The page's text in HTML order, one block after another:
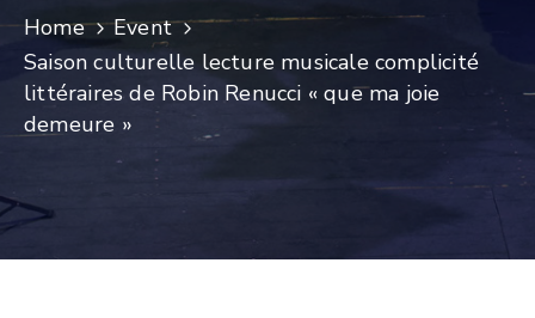
Home
Event
Saison culturelle lecture musicale complicité
littéraires de Robin Renucci « que ma joie
demeure »